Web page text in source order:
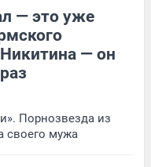
— это уже
— он
Порнозвезда из
своего мужа